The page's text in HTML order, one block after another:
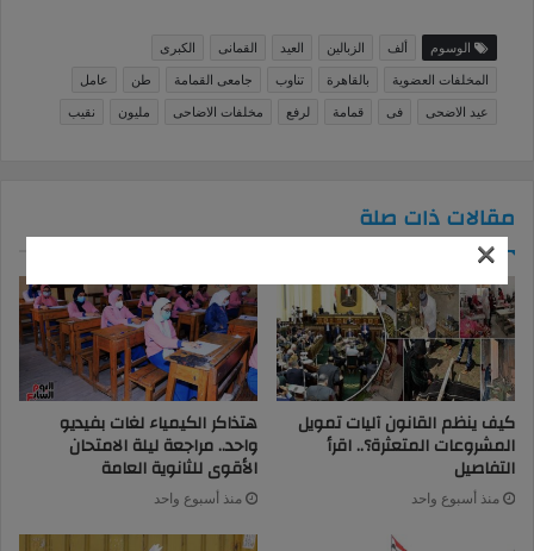
الوسوم ألف الزبالين العيد القمانى
الكبرى
المخلفات العضوية
بالقاهرة تناوب جامعى القمامة طن
عامل
عيد الاضحى
فى قمامة لرفع مخلفات الاضاحى مليون نقيب
مقالات ذات صلة
كيف ينظم القانون آليات تمويل
المشروعات المتعثرة؟.. اقرأ
التفاصيل
منذ أسبوع واحد
هتذاكر الكيمياء لغات بفيديو
واحد.. مراجعة ليلة الامتحان
الأقوى للثانوية العامة
منذ أسبوع واحد
×